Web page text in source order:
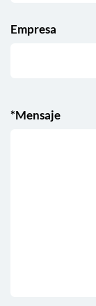
Empresa
*Mensaje